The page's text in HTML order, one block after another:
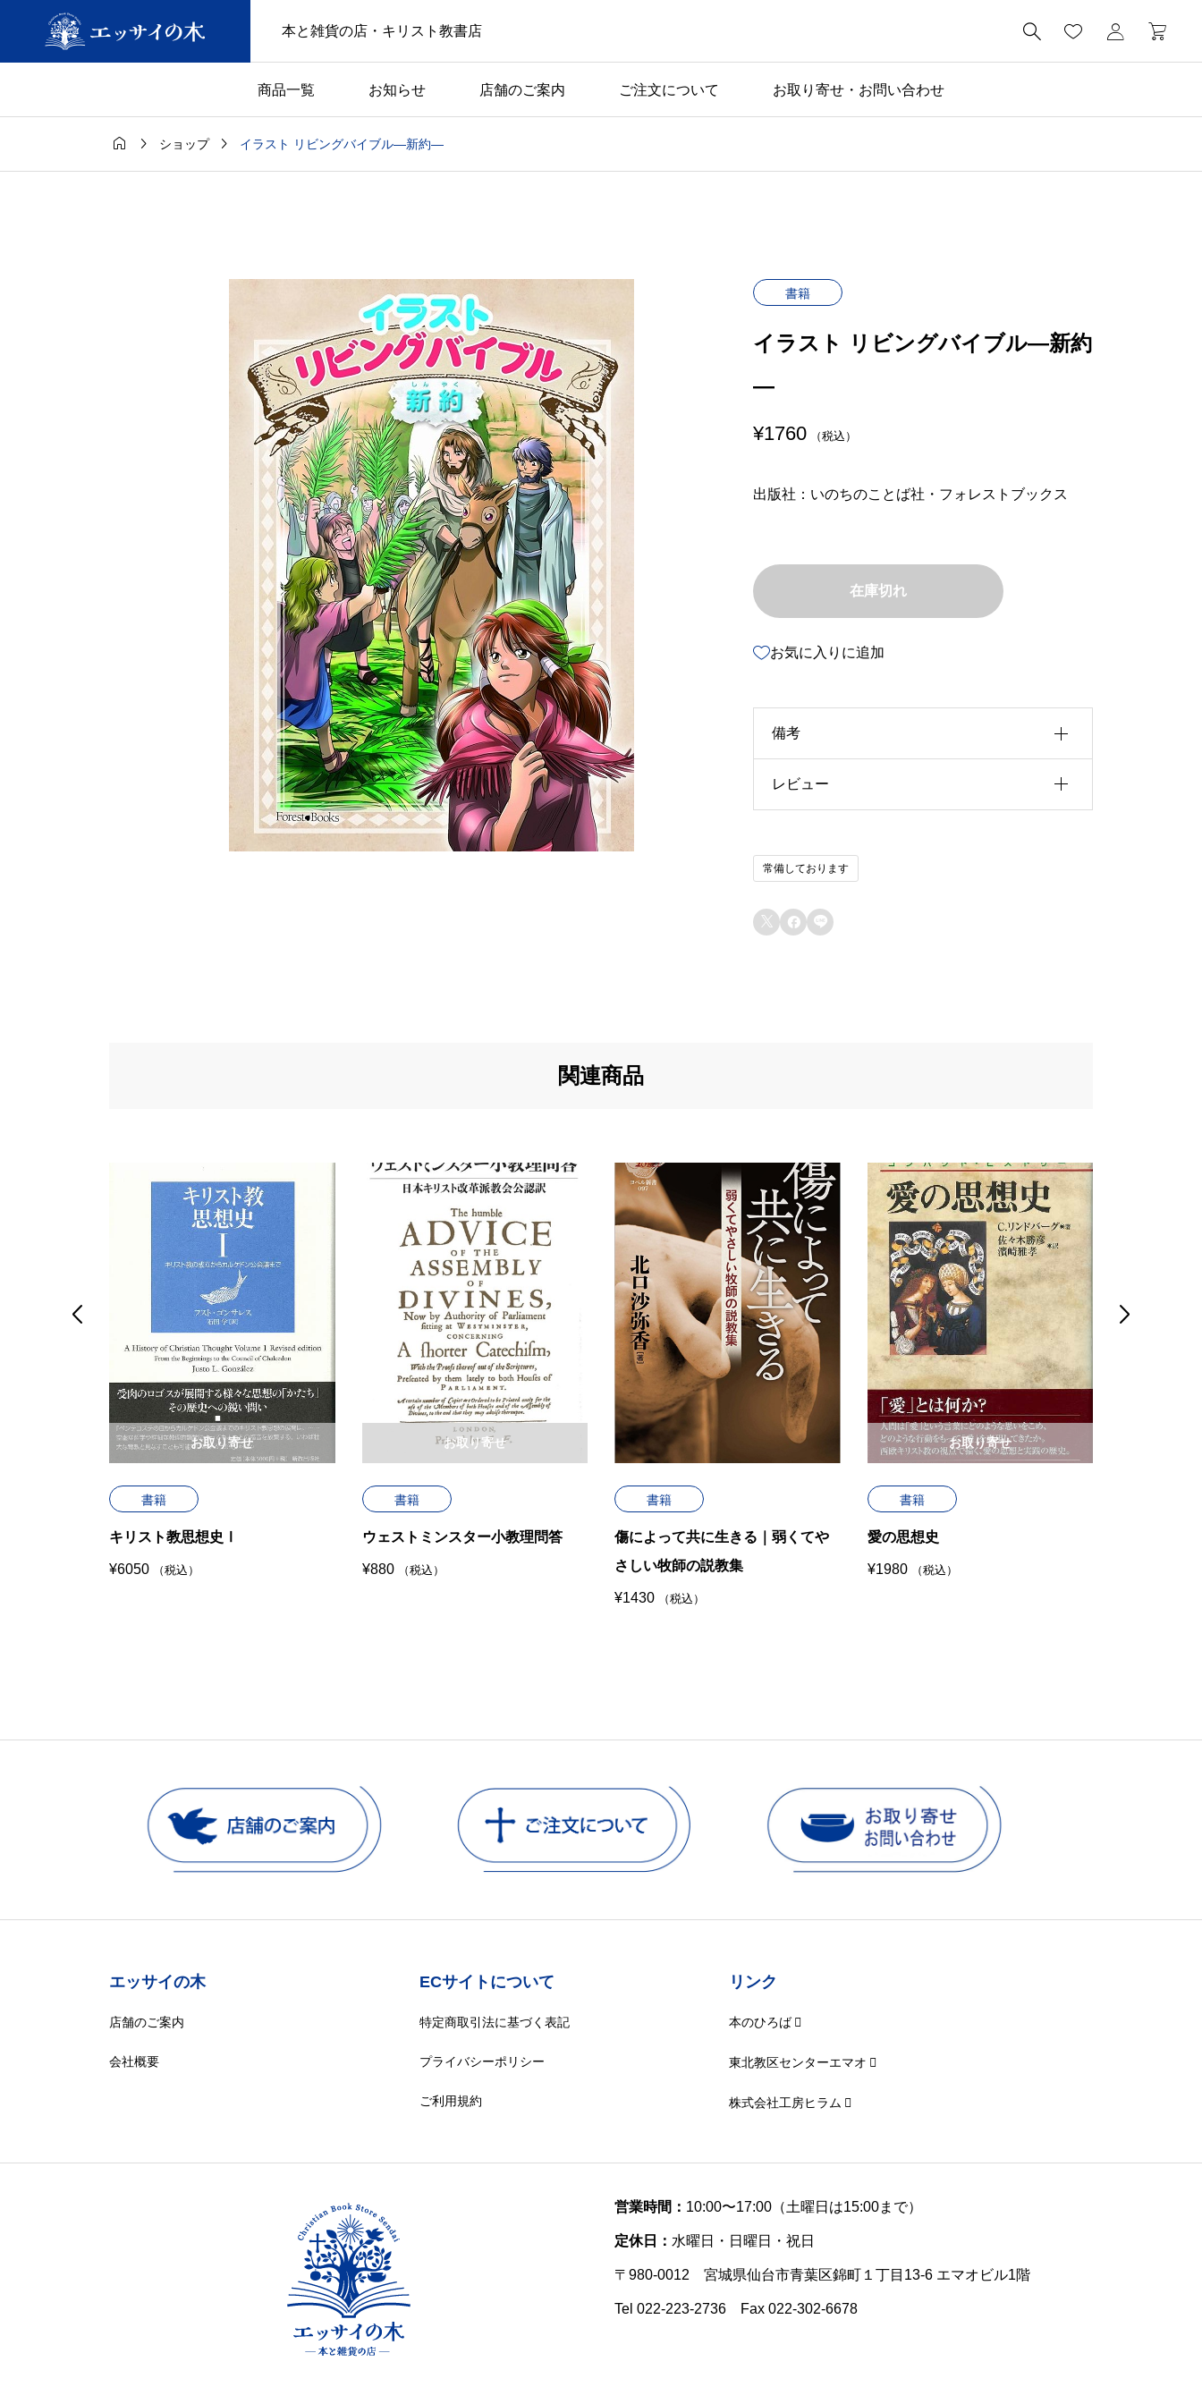
本と雑貨の店・キリスト教書店 
商品一覧 お知らせ 店舗のご案内 ご注文について お取り寄せ・お問い合わせ
  ショップ  イラスト リビングバイブル―新約―
書籍
イラスト リビングバイブル―新約
―
¥1760 （税込）
出版社：いのちのことば社・フォレストブックス
在庫切れ
お気に入りに追加
備考
u30b5u30a4u30ba
u51fau7248u793e
u642du8f09u6b4cu96c6
レビュー
イン済みのユーザーのみレビューを残すこ
常備しております
  
関連商品
書籍
キリスト教思想史Ⅰ
¥6050 （税込）
お取り寄せ
書籍
ウェストミンスター小教理問答
¥880 （税込）
お取り寄せ
書籍
傷によって共に生きる｜弱くてや
さしい牧師の説教集
¥1430 （税込）
書籍
愛の思想史
¥1980 （税込）
お取り寄せ
 
エッサイの木
店舗のご案内
会社概要
ECサイトについて
特定商取引法に基づく表記
プライバシーポリシー
ご利用規約
リンク
本のひろば
東北教区センターエマオ
株式会社工房ヒラム
営業時間： 10:00〜17:00（土曜日は15:00まで）
定休日： 水曜日・日曜日・祝日
〒980-0012 宮城県仙台市青葉区錦町１丁目13-6 エマオビル1階
Tel 022-223-2736 Fax 022-302-6678